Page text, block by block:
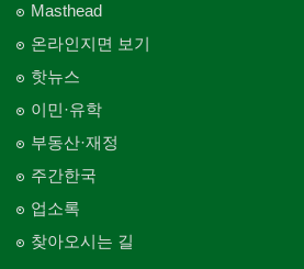
Masthead
온라인지면 보기
핫뉴스
이민·유학
부동산·재정
주간한국
업소록
찾아오시는 길